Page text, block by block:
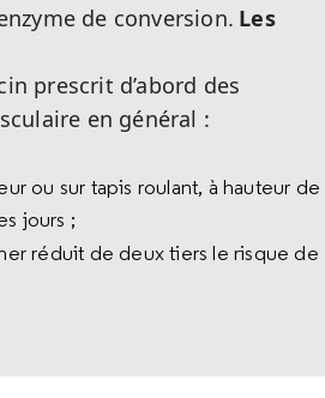
de conversion. Les
prescrit d’abord des
en général :
ou sur tapis roulant, à hauteur de
jours ;
réduit de deux tiers le risque de